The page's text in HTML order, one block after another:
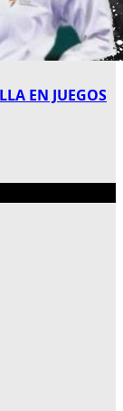
EN JUEGOS